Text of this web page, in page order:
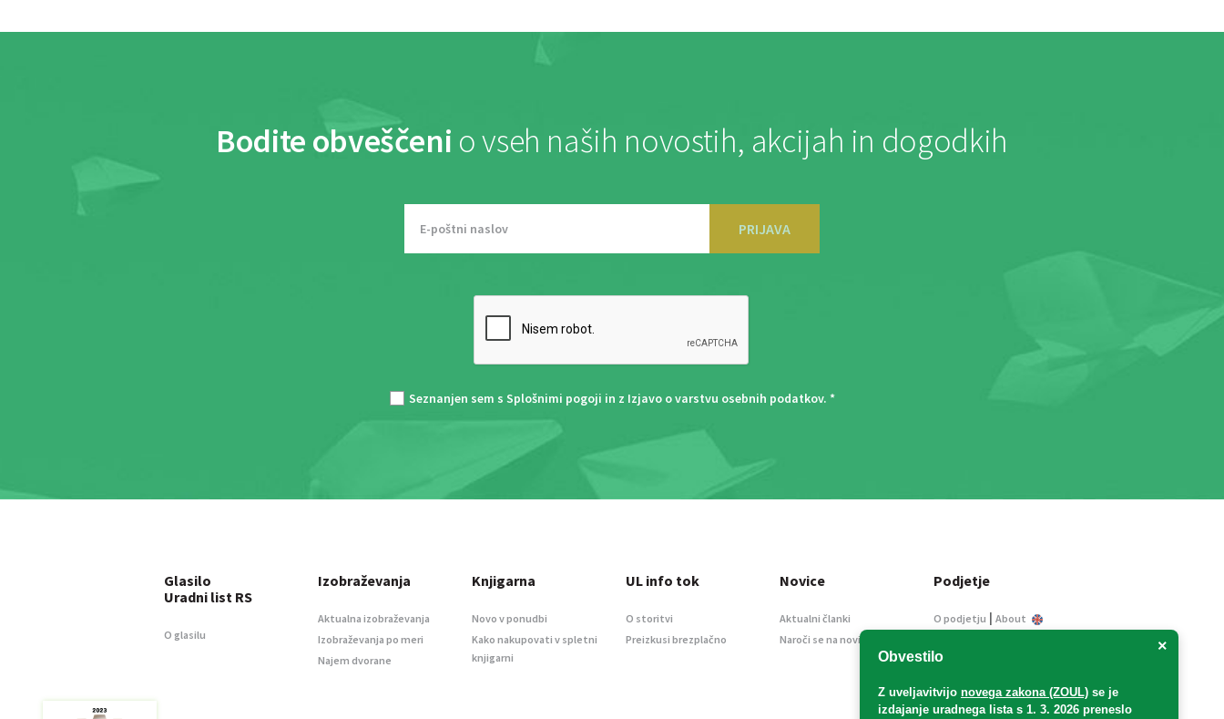
Bodite obveščeni o vseh naših novostih, akcijah in dogodkih
PRIJAVA
Seznanjen sem s Splošnimi pogoji in z Izjavo o varstvu osebnih podatkov. *
×
Obvestilo
Z uveljavitvijo novega zakona (ZOUL) se je
izdajanje uradnega lista s 1. 3. 2026 preneslo
Glasilo
Uradni list RS
O glasilu
Izobraževanja
Aktualna izobraževanja
Izobraževanja po meri
Najem dvorane
Knjigarna
Novo v ponudbi
Kako nakupovati v spletni
knjigarni
UL info tok
O storitvi
Preizkusi brezplačno
Novice
Aktualni članki
Naroči se na novice
Podjetje
O podjetju | About
Informacije javnega
Oglaševanje